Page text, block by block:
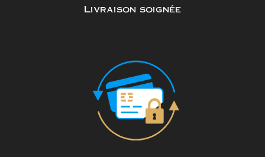
Livraison soignée